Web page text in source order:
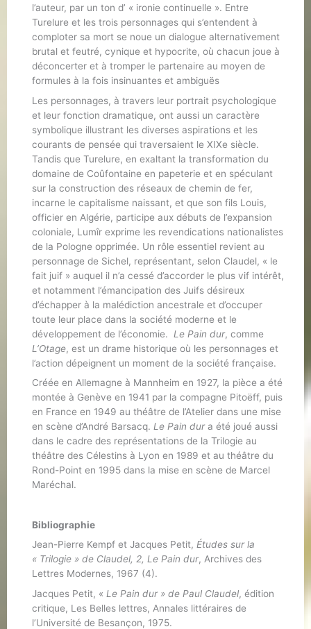
l’auteur, par un ton d’ « ironie continuelle ». Entre
Turelure et les trois personnages qui s’entendent à
comploter sa mort se noue un dialogue alternativement
brutal et feutré, cynique et hypocrite, où chacun joue à
déconcerter et à tromper le partenaire au moyen de
formules à la fois insinuantes et ambiguës
Les personnages, à travers leur portrait psychologique
et leur fonction dramatique, ont aussi un caractère
symbolique illustrant les diverses aspirations et les
courants de pensée qui traversaient le XIXe siècle.
Tandis que Turelure, en exaltant la transformation du
domaine de Coûfontaine en papeterie et en spéculant
sur la construction des réseaux de chemin de fer,
incarne le capitalisme naissant, et que son fils Louis,
officier en Algérie, participe aux débuts de l’expansion
coloniale, Lumîr exprime les revendications nationalistes
de la Pologne opprimée. Un rôle essentiel revient au
personnage de Sichel, représentant, selon Claudel, « le
fait juif » auquel il n’a cessé d’accorder le plus vif intérêt,
et notamment l’émancipation des Juifs désireux
d’échapper à la malédiction ancestrale et d’occuper
toute leur place dans la société moderne et le
développement de l’économie. Le Pain dur, comme
L’Otage, est un drame historique où les personnages et
l’action dépeignent un moment de la société française.
Créée en Allemagne à Mannheim en 1927, la pièce a été
montée à Genève en 1941 par la compagne Pitoëff, puis
en France en 1949 au théâtre de l’Atelier dans une mise
en scène d’André Barsacq. Le Pain dura été joué aussi
dans le cadre des représentations de la Trilogie au
théâtre des Célestins à Lyon en 1989 et au théâtre du
Rond-Point en 1995 dans la mise en scène de Marcel
Maréchal.
Bibliographie
Jean-Pierre Kempf et Jacques Petit, Études sur la
« Trilogie » de Claudel, 2, Le Pain dur, Archives des
Lettres Modernes, 1967 (4).
Jacques Petit, « Le Pain dur » de Paul Claudel, édition
critique, Les Belles lettres, Annales littéraires de
l’Université de Besançon, 1975.